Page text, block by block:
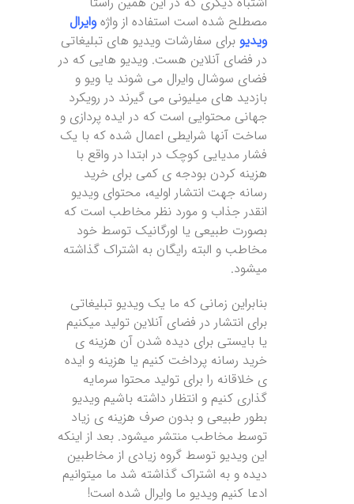
مصطلح شده است استفاده از واژهوایرال
ویدیو برای سفارشات ویدیو های تبلیغاتی
در فضای آنلاین هست. ویدیو هایی که در
فضای سوشال وایرال می شوند یا ویو و
بازدید های میلیونی می گیرند در رویکرد
جهانی محتوایی است که در ایده پردازی و
ساخت آنها شرایطی اعمال شده که با یک
فشار مدیایی کوچک در ابتدا در واقع با
هزینه کردن بودجه ی کمی برای خرید
رسانه جهت انتشار اولیه، محتوای ویدیو
انقدر جذاب و مورد نظر مخاطب است که
بصورت طبیعی یا اورگانیک توسط خود
مخاطب و البته رایگان به اشتراک گذاشته
میشود.
بنابراین زمانی که ما یک ویدیو تبلیغاتی
برای انتشار در فضای آنلاین تولید میکنیم
یا بایستی برای دیده شدن آن هزینه ی
خرید رسانه پرداخت کنیم یا هزینه و ایده
ی خلاقانه را برای تولید محتوا سرمایه
گذاری کنیم و انتظار داشته باشیم ویدیو
بطور طبیعی و بدون صرف هزینه ی زیاد
توسط مخاطب منتشر میشود. بعد از اینکه
این ویدیو توسط گروه زیادی از مخاطبین
دیده و به اشتراک گذاشته شد ما میتوانیم
ادعا کنیم ویدیو ما وایرال شده است!